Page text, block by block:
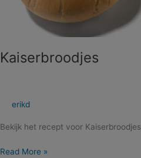
Kaiserbroodjes
erikd
Bekijk het recept voor Kaiserbroodjes
Read More »